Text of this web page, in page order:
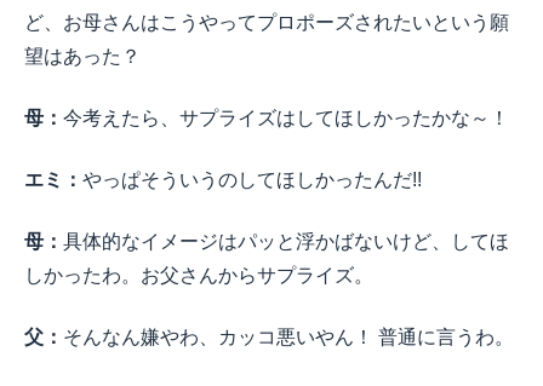
ど、お母さんはこうやってプロポーズされたいという願
望はあった？
母： 今考えたら、サプライズはしてほしかったかな～！
エミ： やっぱそういうのしてほしかったんだ!!
母： 具体的なイメージはパッと浮かばないけど、してほ
しかったわ。お父さんからサプライズ。
父： そんなん嫌やわ、カッコ悪いやん！ 普通に言うわ。